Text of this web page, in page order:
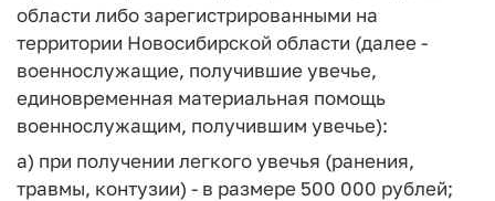
области либо зарегистрированными на
территории Новосибирской области (далее -
военнослужащие, получившие увечье,
единовременная материальная помощь
военнослужащим, получившим увечье):
а) при получении легкого увечья (ранения,
травмы, контузии) - в размере 500 000 рублей;